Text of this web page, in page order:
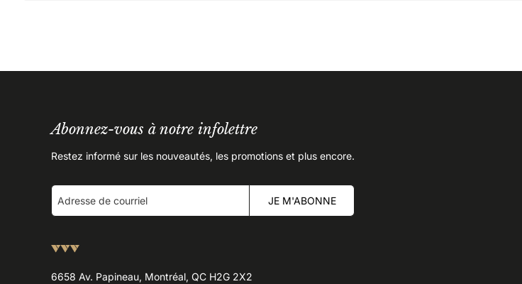
Abonnez-vous à notre infolettre
Restez informé sur les nouveautés, les promotions et plus encore.
JE M'ABONNE
6658 Av. Papineau, Montréal, QC H2G 2X2